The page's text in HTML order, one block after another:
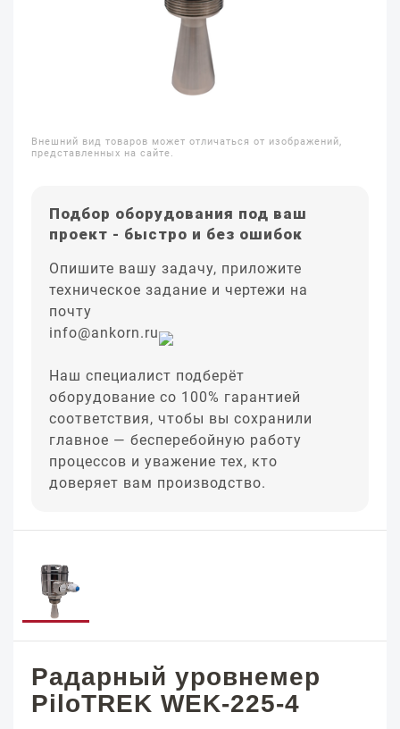
Внешний вид товаров может отличаться от изображений,
представленных на сайте.
Подбор оборудования под ваш
проект - быстро и без ошибок
Опишите вашу задачу, приложите
техническое задание и чертежи на
почту
info@ankorn.ru
Наш специалист подберёт
оборудование со 100% гарантией
соответствия, чтобы вы сохранили
главное — бесперебойную работу
процессов и уважение тех, кто
доверяет вам производство.
Радарный уровнемер
PiloTREK WEK-225-4